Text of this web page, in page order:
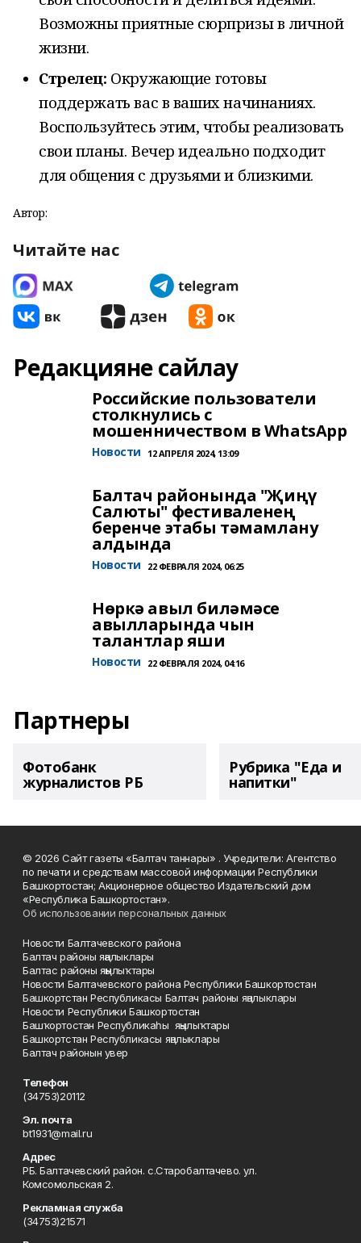
Возможны приятные сюрпризы в личной
жизни.
Стрелец: Окружающие готовы
поддержать вас в ваших начинаниях.
Воспользуйтесь этим, чтобы реализовать
свои планы. Вечер идеально подходит
для общения с друзьями и близкими.
Автор:
Читайте нас
Редакцияне сайлау
Российские пользователи
столкнулись с
мошенничеством в WhatsApp
Новости 12 АПРЕЛЯ 2024, 13:09
Балтач районында "Җиңү
Салюты" фестиваленең
беренче этабы тәмамлану
алдында
Новости 22 ФЕВРАЛЯ 2024, 06:25
Нөркә авыл биләмәсе
авылларында чын
талантлар яши
Новости 22 ФЕВРАЛЯ 2024, 04:16
Партнеры
Фотобанк
журналистов РБ
Рубрика "Еда и
напитки"
© 2026 Сайт газеты «Балтач таннары» . Учредители: Агентство
по печати и средствам массовой информации Республики
Башкортостан; Акционерное общество Издательский дом
«Республика Башкортостан».
Об использовании персональных данных
Новости Балтачевского района
Балтач районы яңалыклары
Балтас районы яңылыҡтары
Новости Балтачевского района Республики Башкортостан
Башкортстан Республикасы Балтач районы яңалыклары
Новости Республики Башкортостан
Башҡортостан Республикаһы яңылыҡтары
Башкортстан Республикасы яңалыклары
Балтач районын увер
Телефон
(34753)20112
Эл. почта
bt1931@mail.ru
Адрес
РБ. Балтачевский район. с.Старобалтачево. ул.
Комсомольская 2.
Рекламная служба
(34753)21571